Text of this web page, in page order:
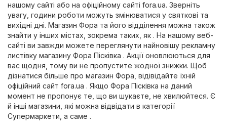
нашому сайті або на офіційному сайті fora.ua. Зверніть
увагу, години роботи можуть змінюватися у святкові та
вихідні дні. Магазин Фора та його відділення можна також
знайти у інших містах, зокрема таких, як . На нашому веб-
сайті ви завжди можете переглянути найновішу рекламну
листівку магазину Фора Пісківка . Акції оновлюються для
вас щодня, тому ви не пропустите жодної знижки. Щоб
дізнатися більше про магазин Фора, відівідайте їхній
офіційний сайт fora.ua . Якщо Фора Пісківка на даний
момент не пропонує те, що ви шукаєте, не хвилюйтеся. Є
й інші магазини, які можна відвідати в категорії
Супермаркети, а саме .